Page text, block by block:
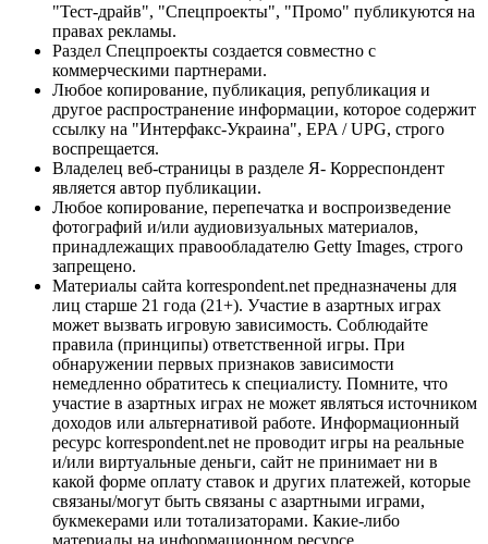
"Тест-драйв", "Спецпроекты", "Промо" публикуются на
правах рекламы.
Раздел Спецпроекты создается совместно с
коммерческими партнерами.
Любое копирование, публикация, републикация и
другое распространение информации, которое содержит
ссылку на "Интерфакс-Украина", EPA / UPG, строго
воспрещается.
Владелец веб-страницы в разделе Я- Корреспондент
является автор публикации.
Любое копирование, перепечатка и воспроизведение
фотографий и/или аудиовизуальных материалов,
принадлежащих правообладателю Getty Images, строго
запрещено.
Материалы сайта korrespondent.net предназначены для
лиц старше 21 года (21+). Участие в азартных играх
может вызвать игровую зависимость. Соблюдайте
правила (принципы) ответственной игры. При
обнаружении первых признаков зависимости
немедленно обратитесь к специалисту. Помните, что
участие в азартных играх не может являться источником
доходов или альтернативой работе. Информационный
ресурс korrespondent.net не проводит игры на реальные
и/или виртуальные деньги, сайт не принимает ни в
какой форме оплату ставок и других платежей, которые
связаны/могут быть связаны с азартными играми,
букмекерами или тотализаторами. Какие-либо
материалы на информационном ресурсе